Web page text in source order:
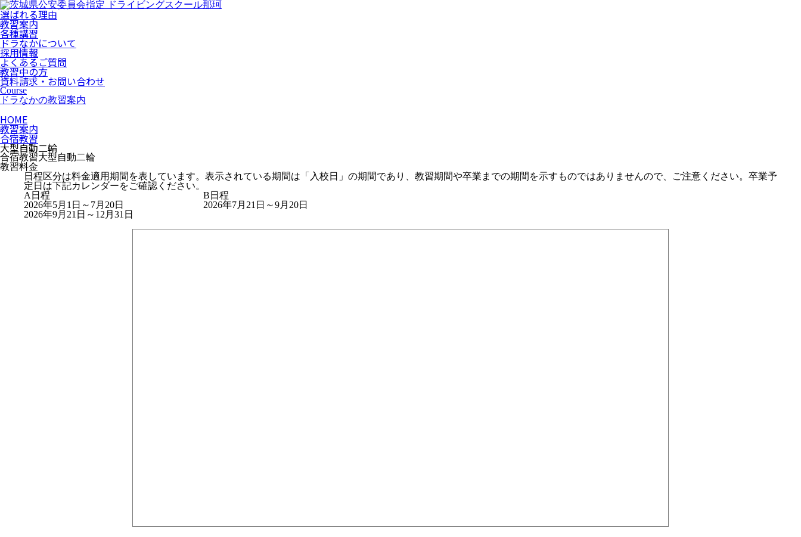
選ばれる理由
教習案内
各種講習
ドラなかについて
採用情報
よくあるご質問
教習中の方
資料請求・お問い合わせ
Course
ドラなかの教習案内
HOME
教習案内
合宿教習
大型自動二輪
合宿教習大型自動二輪
教習料金
日程区分は料金適用期間を表しています。表示されている期間は「入校日」の期間であり、教習期間や卒業までの期間を示すものではありませんので、ご注意ください。卒業予
定日は下記カレンダーをご確認ください。
A日程
2026年5月1日～7月20日
2026年9月21日～12月31日
B日程
2026年7月21日～9月20日